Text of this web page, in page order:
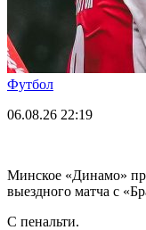
Футбол
06.08.26 22:19
Минское «Динамо»
выездного матча с
С пенальти.